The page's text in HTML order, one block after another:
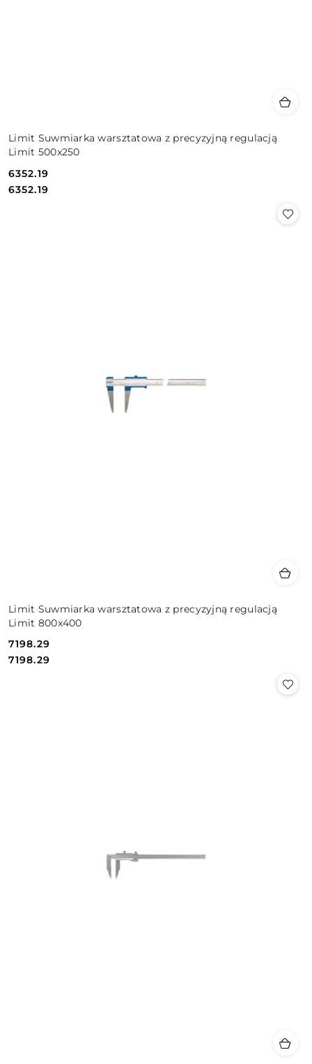
Limit Suwmiarka warsztatowa z precyzyjną regulacją
Limit 500x250
Cena:
6352.19
Cena:
6352.19
Limit Suwmiarka warsztatowa z precyzyjną regulacją
Limit 800x400
Cena:
7198.29
Cena:
7198.29